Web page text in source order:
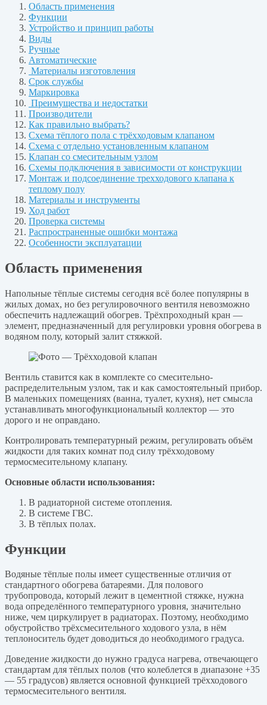
Область применения
Функции
Устройство и принцип работы
Виды
Ручные
Автоматические
Материалы изготовления
Срок службы
Маркировка
Преимущества и недостатки
Производители
Как правильно выбрать?
Схема тёплого пола с трёхходовым клапаном
Схема с отдельно установленным клапаном
Клапан со смесительным узлом
Схемы подключения в зависимости от конструкции
Монтаж и подсоединение трехходового клапана к
теплому полу
Материалы и инструменты
Ход работ
Проверка системы
Распространенные ошибки монтажа
Особенности эксплуатации
Область применения
Напольные тёплые системы сегодня всё более популярны в
жилых домах, но без регулировочного вентиля невозможно
обеспечить надлежащий обогрев. Трёхпроходный кран —
элемент, предназначенный для регулировки уровня обогрева в
водяном полу, который залит стяжкой.
Вентиль ставится как в комплекте со смесительно-
распределительным узлом, так и как самостоятельный прибор.
В маленьких помещениях (ванна, туалет, кухня), нет смысла
устанавливать многофункциональный коллектор — это
дорого и не оправдано.
Контролировать температурный режим, регулировать объём
жидкости для таких комнат под силу трёхходовому
термосмесительному клапану.
Основные области использования:
В радиаторной системе отопления.
В системе ГВС.
В тёплых полах.
Функции
Водяные тёплые полы имеет существенные отличия от
стандартного обогрева батареями. Для полового
трубопровода, который лежит в цементной стяжке, нужна
вода определённого температурного уровня, значительно
ниже, чем циркулирует в радиаторах. Поэтому, необходимо
обустройство трёхсмесительного ходового узла, в нём
теплоноситель будет доводиться до необходимого градуса.
Доведение жидкости до нужно градуса нагрева, отвечающего
стандартам для тёплых полов (что колеблется в диапазоне +35
— 55 градусов) является основной функцией трёхходового
термосмесительного вентиля.